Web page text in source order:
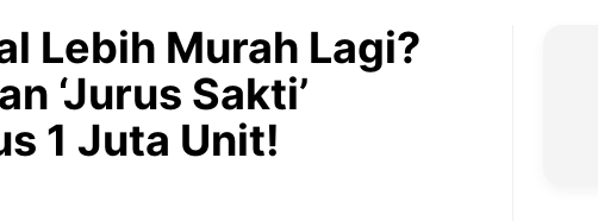
Lebih Murah Lagi?
‘Jurus Sakti’
1 Juta Unit!